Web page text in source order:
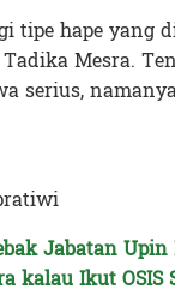
tipe hape yang
Mesra.
serius,
Jabatan
kalau Ikut OSIS